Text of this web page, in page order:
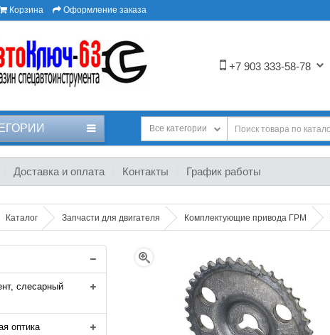
Корзина Оформление заказа
+7 903 333-58-78
Все категории
Доставка и оплата Контакты График работы
Каталог Запчасти для двигателя Комплектующие привода ГРМ
слесарный
оптика